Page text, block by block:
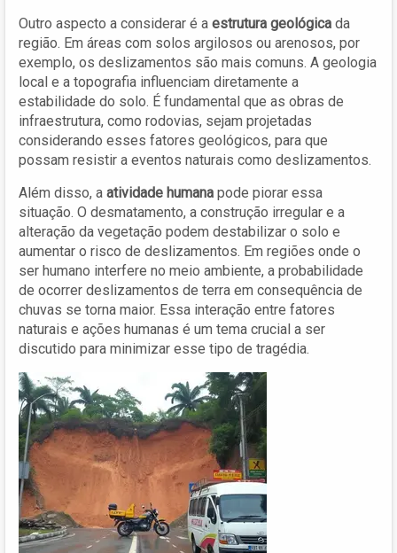
Outro aspecto a considerar é a estrutura geológica da
região. Em áreas com solos argilosos ou arenosos, por
exemplo, os deslizamentos são mais comuns. A geologia
local e a topografia influenciam diretamente a
estabilidade do solo. É fundamental que as obras de
infraestrutura, como rodovias, sejam projetadas
considerando esses fatores geológicos, para que
possam resistir a eventos naturais como deslizamentos.
Além disso, a atividade humana pode piorar essa
situação. O desmatamento, a construção irregular e a
alteração da vegetação podem destabilizar o solo e
aumentar o risco de deslizamentos. Em regiões onde o
ser humano interfere no meio ambiente, a probabilidade
de ocorrer deslizamentos de terra em consequência de
chuvas se torna maior. Essa interação entre fatores
naturais e ações humanas é um tema crucial a ser
discutido para minimizar esse tipo de tragédia.